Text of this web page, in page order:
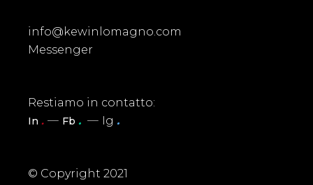
info@kewinlomagno.com
Messenger
Restiamo in contatto:
In . Fb . Ig .
© Copyright 2021